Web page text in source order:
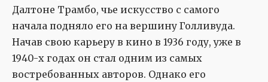
Далтоне Трамбо, чье искусство с самого
начала подняло его на вершину Голливуда.
Начав свою карьеру в кино в 1936 году, уже в
1940-х годах он стал одним из самых
востребованных авторов. Однако его